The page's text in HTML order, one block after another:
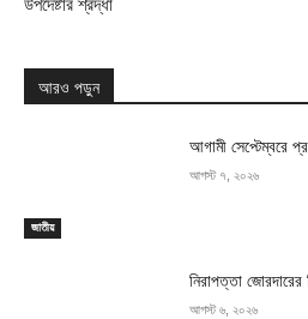
উপদেষ্টার শ্রদ্ধা
আরও পড়ুন
জাতীয়
আগামী সেপ্টেম্বরে
আগস্ট ৭, ২০২৬
নিরাপত্তা জোরদারের
আগস্ট ৬, ২০২৬